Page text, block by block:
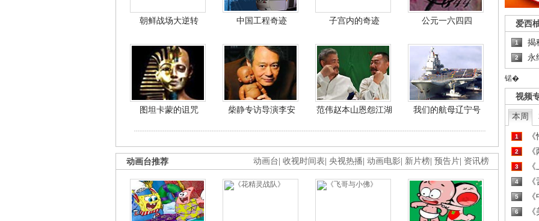
朝鲜战场大逆转 中国工程奇迹 子宫内的奇迹 公元一六四四
图坦卡蒙的诅咒 柴静专访导演李安 范伟赵本山恩怨江湖 我们的航母辽宁号
动画台 收视时间表 央视热播 动画电影 新片榜 预告片 资讯榜
动画台推荐
爱西
1 揭
2 永
锘�
视频
本周
1
2
3
4
5
6